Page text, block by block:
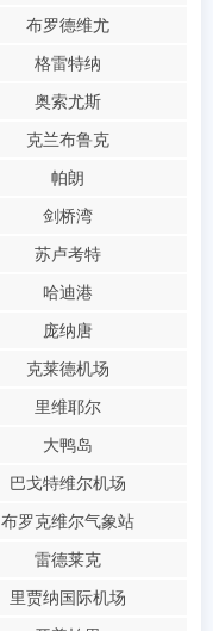
布罗德维尤
格雷特纳
奥索尤斯
克兰布鲁克
帕朗
剑桥湾
苏卢考特
哈迪港
庞纳唐
克莱德机场
里维耶尔
大鸭岛
巴戈特维尔机场
布罗克维尔气象站
雷德莱克
里贾纳国际机场